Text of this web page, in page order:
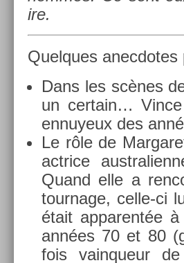
ire.
Quel­ques an­ec­dotes
Dans les scènes
un cer­tain…
en­nuyeux des
Le rôle de
actrice
Quand elle a
tour­nage, celle-ci
était ap­parentée
années 70 et 80
fois vain­queur